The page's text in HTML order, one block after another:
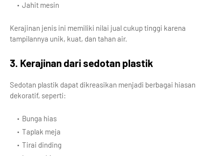
Jahit mesin
Kerajinan jenis ini memiliki nilai jual cukup tinggi karena
tampilannya unik, kuat, dan tahan air.
3. Kerajinan dari sedotan plastik
Sedotan plastik dapat dikreasikan menjadi berbagai hiasan
dekoratif, seperti:
Bunga hias
Taplak meja
Tirai dinding